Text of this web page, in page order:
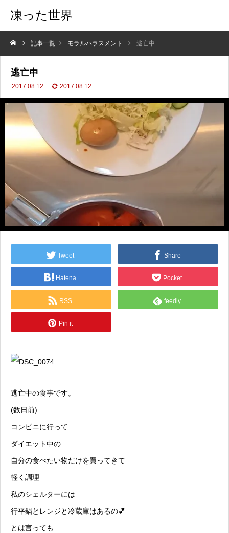
凍った世界
記事一覧 モラルハラスメント 逃亡中
逃亡中
2017.08.12 2017.08.12
Tweet Share
Hatena Pocket
RSS feedly
Pin it
逃亡中の食事です。
(数日前)
コンビニに行って
ダイエット中の
自分の食べたい物だけを買ってきて
軽く調理
私のシェルターには
行平鍋とレンジと冷蔵庫はあるの💕
とは言っても